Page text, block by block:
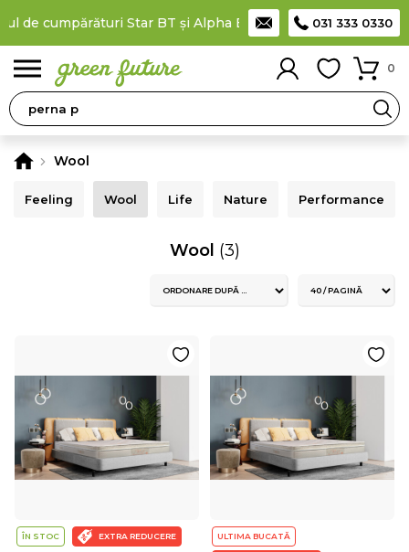
cumpărături Star BT și Alpha Bank Plătești în rateprin
031 333 0330
0
Wool
Feeling Wool Life Nature Performance
Wool (3)
ÎN STOC EXTRA REDUCERE ULTIMA BUCATĂ